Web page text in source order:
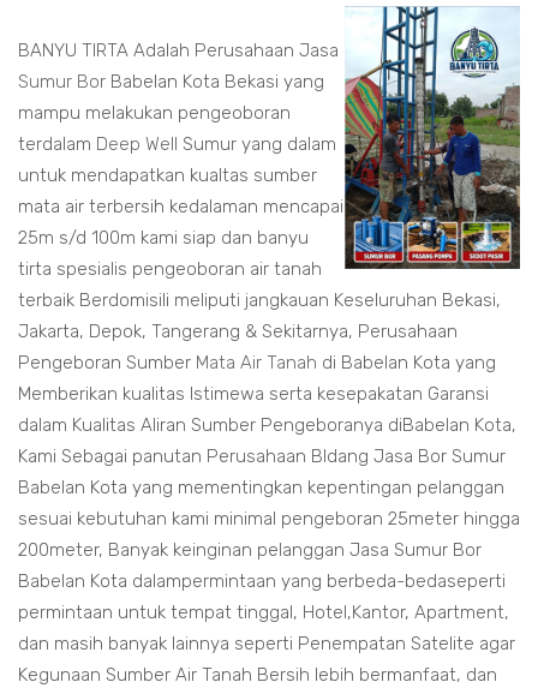
BANYU TIRTA Adalah Perusahaan Jasa
Sumur Bor Babelan Kota Bekasi yang
mampu melakukan pengeoboran
terdalam Deep Well
Sumur yang dalam
untuk mendapatkan kualtas sumber
mata air terbersih kedalaman mencapai
25m s/d 100m kami siap dan banyu
tirta spesialis pengeoboran air tanah
terbaik Berdomisili meliputi jangkauan Keseluruhan Bekasi,
Jakarta, Depok, Tangerang & Sekitarnya, Perusahaan
Pengeboran Sumber Mata Air Tanah di Babelan Kota yang
Memberikan kualitas Istimewa serta kesepakatan Garansi
dalam Kualitas Aliran Sumber Pengeboranya diBabelan Kota,
Kami Sebagai panutan Perusahaan BIdang Jasa Bor Sumur
Babelan Kota yang mementingkan kepentingan pelanggan
sesuai kebutuhan kami minimal pengeboran 25meter hingga
200meter, Banyak keinginan pelanggan Jasa Sumur Bor
Babelan Kota dalampermintaan yang berbeda-bedaseperti
permintaan untuk tempat tinggal, Hotel,Kantor, Apartment,
dan masih banyak lainnya seperti Penempatan Satelite agar
Kegunaan Sumber Air Tanah Bersih lebih bermanfaat, dan